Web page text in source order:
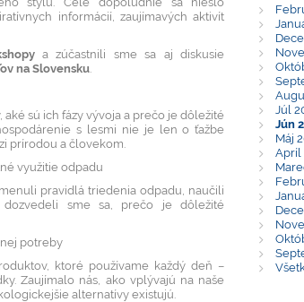
informácií, zaujímavých aktivít
a zúčastnili sme sa aj diskusie
na Slovensku
aké sú ich fázy vývoja a prečo je dôležité
s lesmi nie je len o ťažbe
prírodou a človekom.
využitie odpadu
pravidlá triedenia odpadu, naučili
sme sa, prečo je dôležité
potreby
ktoré používame každý deň –
Zaujímalo nás, ako vplývajú na naše
alternatívy existujú.
Júl
Jún
Máj
Apríl